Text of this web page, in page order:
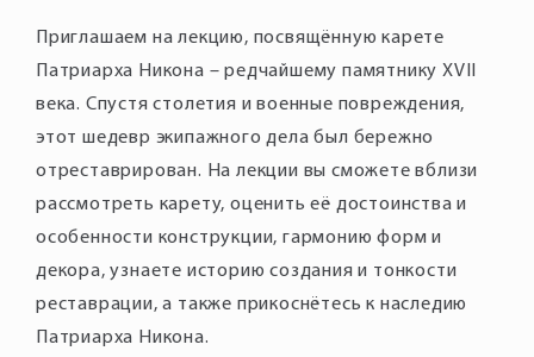
Приглашаем на лекцию, посвящённую карете
Патриарха Никона – редчайшему памятнику XVII
века. Спустя столетия и военные повреждения,
этот шедевр экипажного дела был бережно
отреставрирован. На лекции вы сможете вблизи
рассмотреть карету, оценить её достоинства и
особенности конструкции, гармонию форм и
декора, узнаете историю создания и тонкости
реставрации, а также прикоснётесь к наследию
Патриарха Никона.